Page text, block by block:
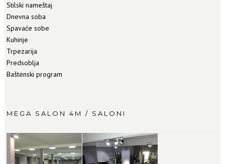
Stilski nameštaj
Dnevna soba
Spavaće sobe
Kuhinje
Trpezarija
Predsoblja
Baštenski program
MEGA SALON 4M / SALONI